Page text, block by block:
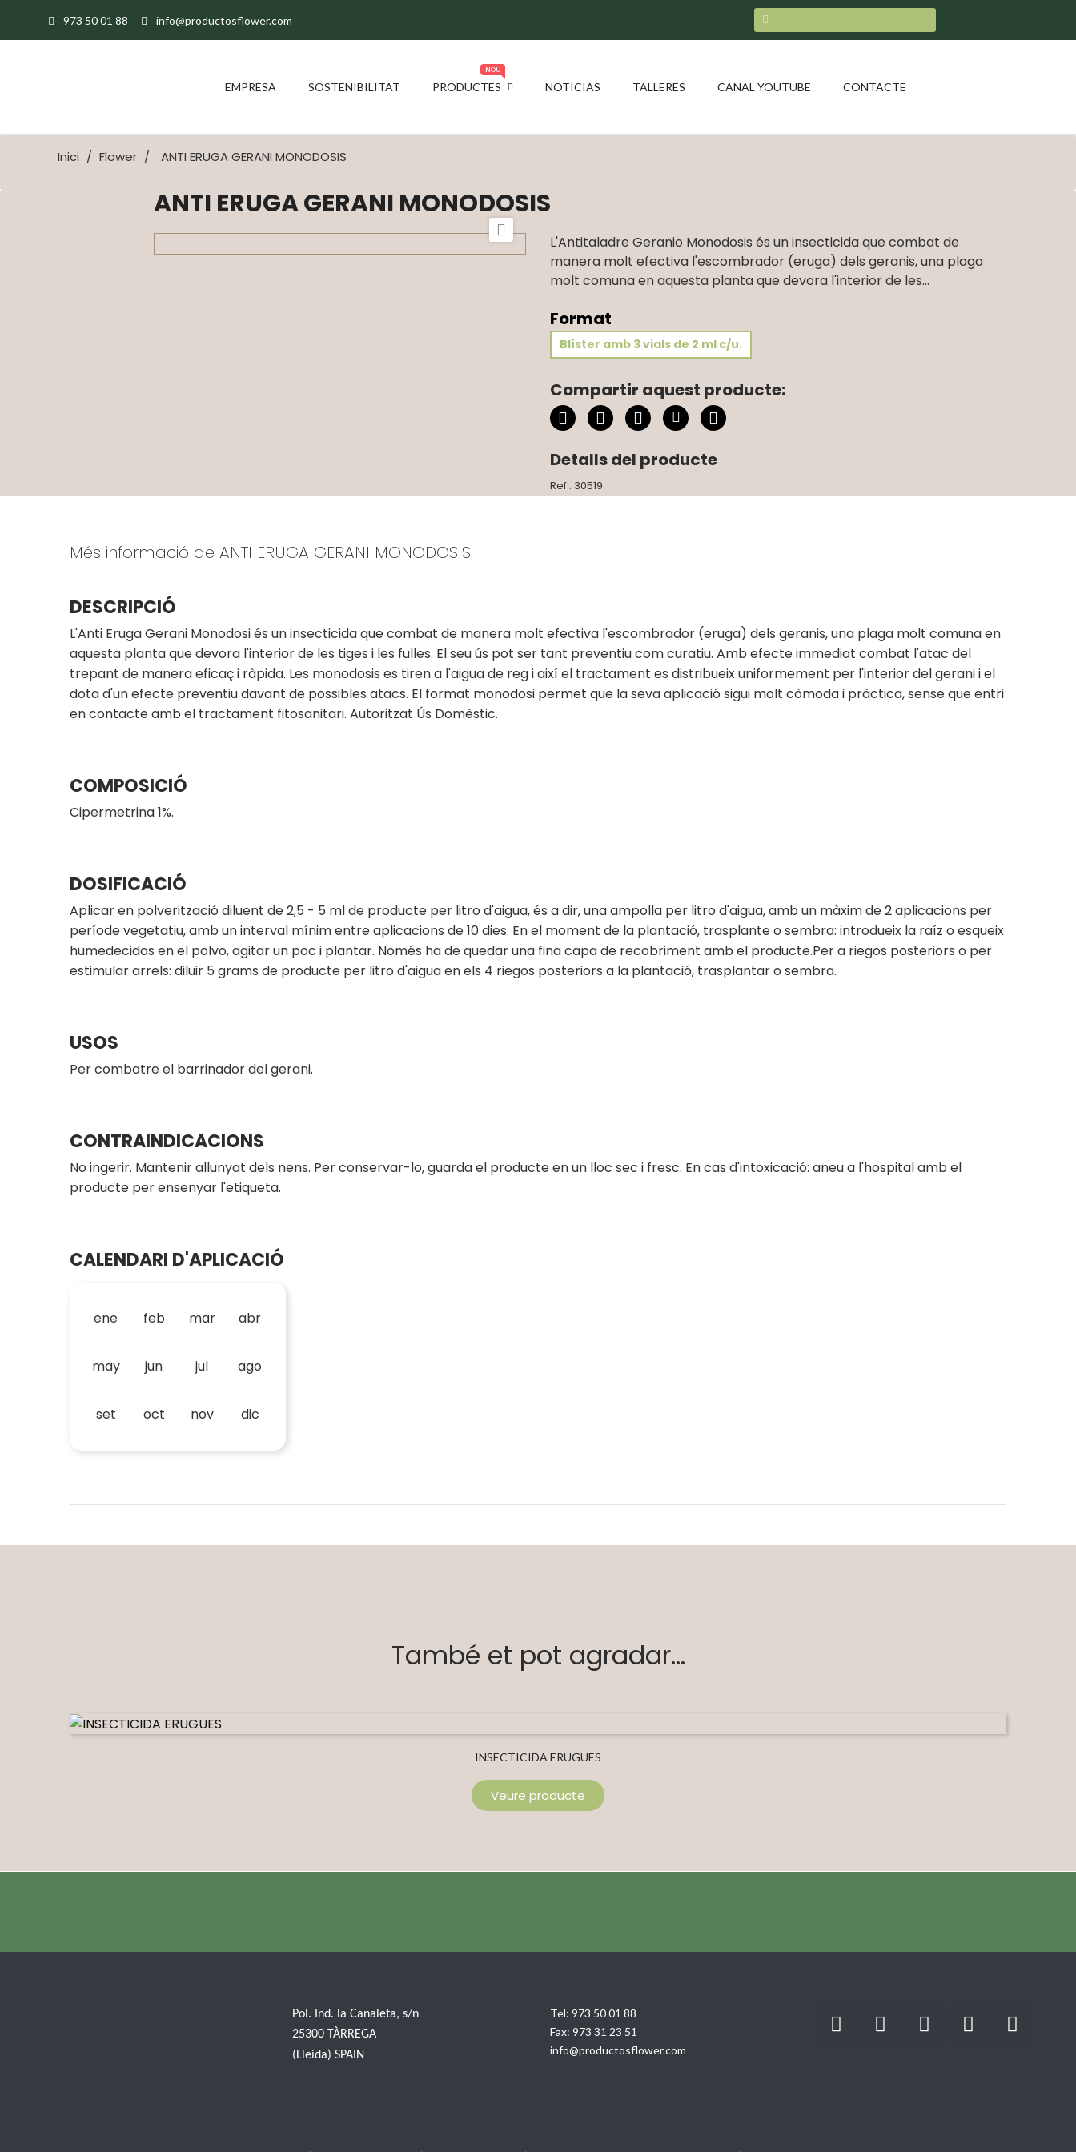
973 50 01 88 info@productosflower.com
EMPRESA SOSTENIBILITAT PRODUCTES
NOU
NOTÍCIAS TALLERES CANAL YOUTUBE CONTACTE
Inici Flower ANTI ERUGA GERANI MONODOSIS
ANTI ERUGA GERANI MONODOSIS

L'Antitaladre Geranio Monodosis és un insecticida que combat de
manera molt efectiva l'escombrador (eruga) dels geranis, una plaga
molt comuna en aquesta planta que devora l'interior de les...
Format
Blíster amb 3 vials de 2 ml c/u.
Compartir aquest producte:
Detalls del producte
Ref.: 30519
Més informació de ANTI ERUGA GERANI MONODOSIS
DESCRIPCIÓ
L'Anti Eruga Gerani Monodosi és un insecticida que combat de manera molt efectiva l'escombrador (eruga) dels geranis, una plaga molt comuna en
aquesta planta que devora l'interior de les tiges i les fulles. El seu ús pot ser tant preventiu com curatiu. Amb efecte immediat combat l'atac del
trepant de manera eficaç i ràpida. Les monodosis es tiren a l'aigua de reg i així el tractament es distribueix uniformement per l'interior del gerani i el
dota d'un efecte preventiu davant de possibles atacs. El format monodosi permet que la seva aplicació sigui molt còmoda i pràctica, sense que entri
en contacte amb el tractament fitosanitari. Autoritzat Ús Domèstic.
COMPOSICIÓ
Cipermetrina 1%.
DOSIFICACIÓ
Aplicar en polverització diluent de 2,5 - 5 ml de producte per litro d'aigua, és a dir, una ampolla per litro d'aigua, amb un màxim de 2 aplicacions per
període vegetatiu, amb un interval mínim entre aplicacions de 10 dies. En el moment de la plantació, trasplante o sembra: introdueix la raíz o esqueix
humedecidos en el polvo, agitar un poc i plantar. Només ha de quedar una fina capa de recobriment amb el producte.Per a riegos posteriors o per
estimular arrels: diluir 5 grams de producte per litro d'aigua en els 4 riegos posteriors a la plantació, trasplantar o sembra.
USOS
Per combatre el barrinador del gerani.
CONTRAINDICACIONS
No ingerir. Mantenir allunyat dels nens. Per conservar-lo, guarda el producte en un lloc sec i fresc. En cas d'intoxicació: aneu a l'hospital amb el
producte per ensenyar l'etiqueta.
CALENDARI D'APLICACIÓ
ene feb mar abr
may jun jul ago
set oct nov dic
També et pot agradar...
INSECTICIDA ERUGUES
Veure producte
Pol. Ind. la Canaleta, s/n
25300 TÀRREGA
(Lleida) SPAIN
Tel: 973 50 01 88
Fax: 973 31 23 51
info@productosflower.com